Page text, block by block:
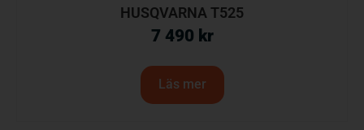
HUSQVARNA T525
7 490 kr
Läs mer